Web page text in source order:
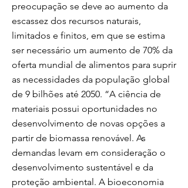
preocupação se deve ao aumento da
escassez dos recursos naturais,
limitados e finitos, em que se estima
ser necessário um aumento de 70% da
oferta mundial de alimentos para suprir
as necessidades da população global
de 9 bilhões até 2050. “A ciência de
materiais possui oportunidades no
desenvolvimento de novas opções a
partir de biomassa renovável. As
demandas levam em consideração o
desenvolvimento sustentável e da
proteção ambiental. A bioeconomia